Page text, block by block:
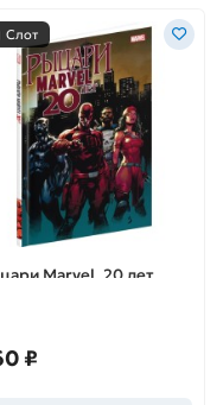
Слот
Marvel. 20 лет.
₽